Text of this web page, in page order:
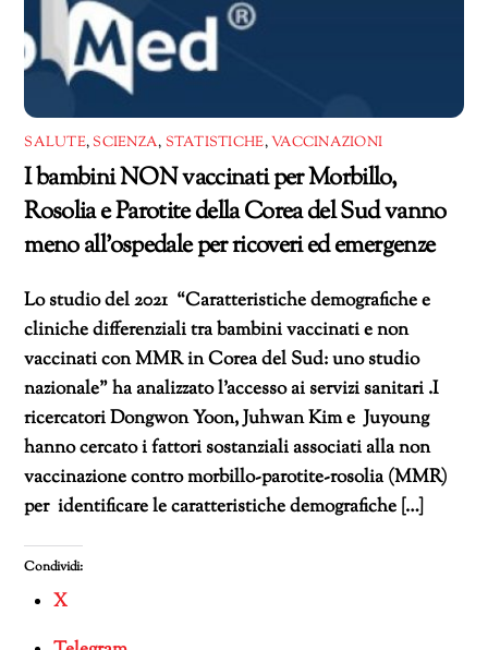
SALUTE,SCIENZA, STATISTICHE,VACCINAZIONI
I bambini NON vaccinati per Morbillo,
Rosolia e Parotite della Corea del Sud vanno
meno all’ospedale per ricoveri ed emergenze
Lo studio del 2021 “Caratteristiche demografiche e
cliniche differenziali tra bambini vaccinati e non
vaccinati con MMR in Corea del Sud: uno studio
nazionale” ha analizzato l’accesso ai servizi sanitari .I
ricercatori Dongwon Yoon, Juhwan Kim e Juyoung
hanno cercato i fattori sostanziali associati alla non
vaccinazione contro morbillo-parotite-rosolia (MMR)
per identificare le caratteristiche demografiche […]
Condividi:
X